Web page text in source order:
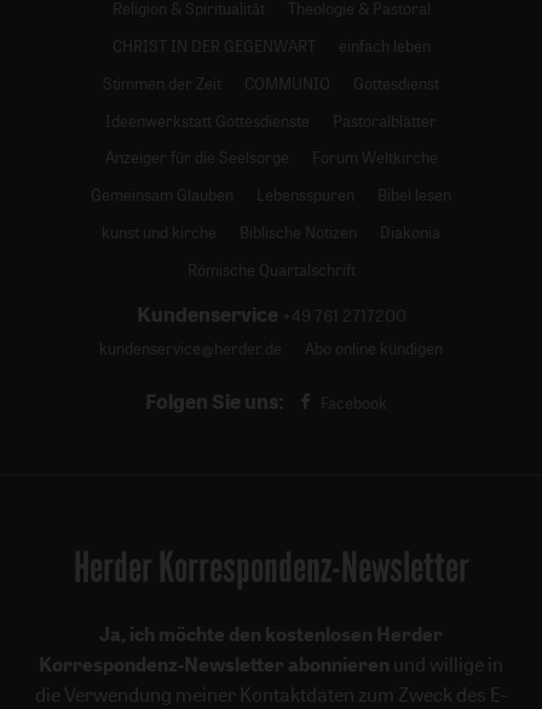
Religion & Spiritualität
Theologie & Pastoral
CHRIST IN DER GEGENWART
einfach leben
Stimmen der Zeit
COMMUNIO
Gottesdienst
Ideenwerkstatt Gottesdienste
Pastoralblätter
Anzeiger für die Seelsorge
Forum Weltkirche
Gemeinsam Glauben
Lebensspuren
Bibel lesen
kunst und kirche
Biblische Notizen
Diakonia
Römische Quartalschrift
Kundenservice +49 761 2717200
kundenservice@herder.de
Abo online kündigen
Folgen Sie uns: Facebook
Herder Korrespondenz-Newsletter
Ja, ich möchte den kostenlosen Herder
Korrespondenz-Newsletter abonnieren und willige in
die Verwendung meiner Kontaktdaten zum Zweck des E-